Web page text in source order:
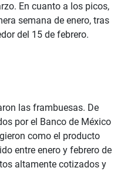
En cuanto a los picos,
semana de enero, tras
del 15 de febrero.
las frambuesas. De
por el Banco de México
como el producto
entre enero y febrero de
altamente cotizados y